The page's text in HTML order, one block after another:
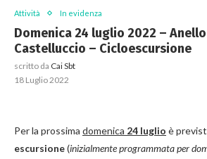
Attività In evidenza
Domenica 24 luglio 2022 –
Castelluccio – Cicloescursione
scritto da Cai Sbt
18 Luglio 2022
Per la prossima domenica 24 luglio è
escursione(inizialmente programmata per